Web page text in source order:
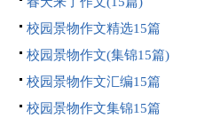
校园景物作文精选15篇
校园景物作文(集锦15篇)
校园景物作文汇编15篇
校园景物作文集锦15篇